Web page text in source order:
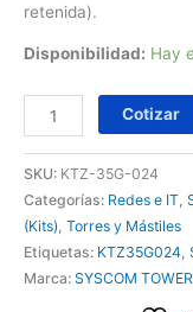
retenida).
Disponibilidad: Hay
Cotizar
SKU: KTZ-35G-024
Categorías: Redes e IT,
(Kits), Torres y Mástiles
Etiquetas: KTZ35G024,
Marca: SYSCOM